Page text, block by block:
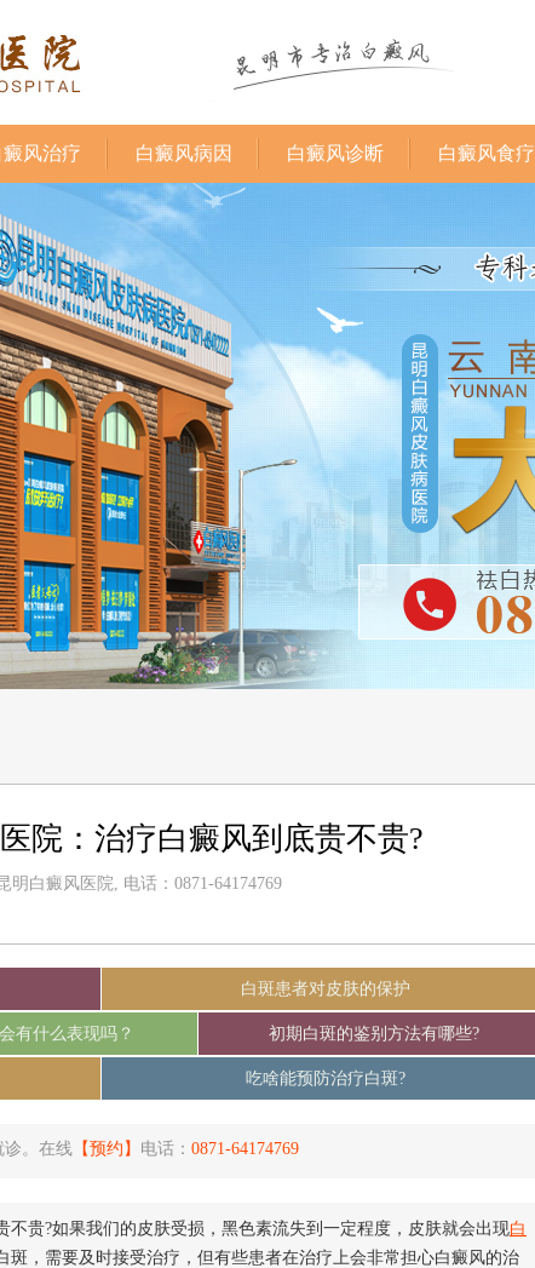
癜风治疗 白癜风病因 白癜风诊断 白癜风食疗
院：治疗白癜风到底贵不贵?
明白癜风医院, 电话：0871-64174769
白斑患者对皮肤的保护
有什么表现吗？ 初期白斑的鉴别方法有哪些?
吃啥能预防治疗白斑?
诊。在线 【预约】 电话： 0871-64174769
不贵?如果我们的皮肤受损，黑色素流失到一定程度，皮肤就会出现白
斑，需要及时接受治疗，但有些患者在治疗上会非常担心白癜风的治